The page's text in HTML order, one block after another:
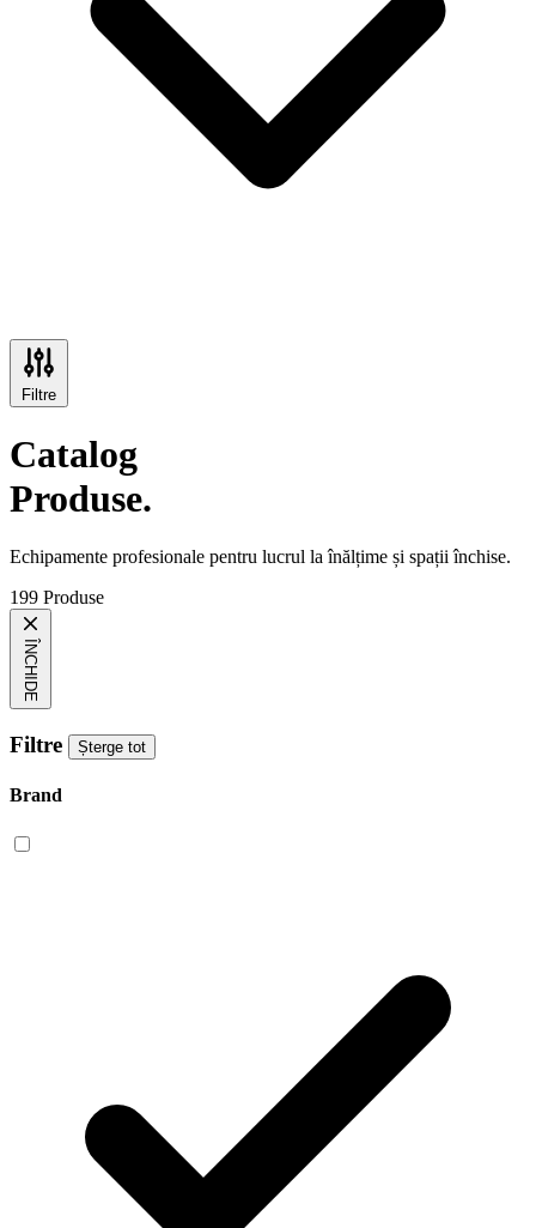
Filtre
Catalog
Produse.
Echipamente profesionale pentru lucrul la înălțime și spații închise.
199 Produse
ÎNCHIDE
Filtre Șterge tot
Brand